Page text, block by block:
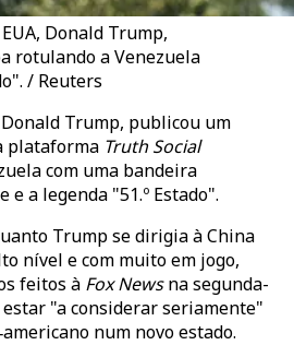
Donald Trump,
rotulando a Venezuela
/ Reuters
Trump, publicou um
plataforma Truth Social
com uma bandeira
e a legenda "51.º Estado".
Trump se dirigia à China
nível e com muito em jogo,
feitos à Fox Newsna segunda-
"a considerar seriamente"
num novo estado.